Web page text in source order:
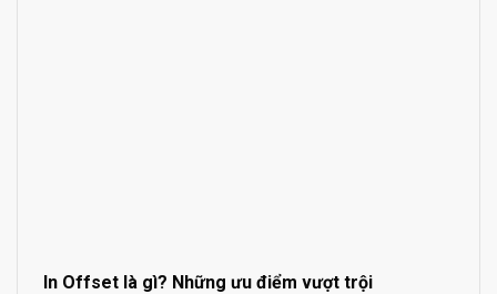
In Offset là gì? Những ưu điểm vượt trội